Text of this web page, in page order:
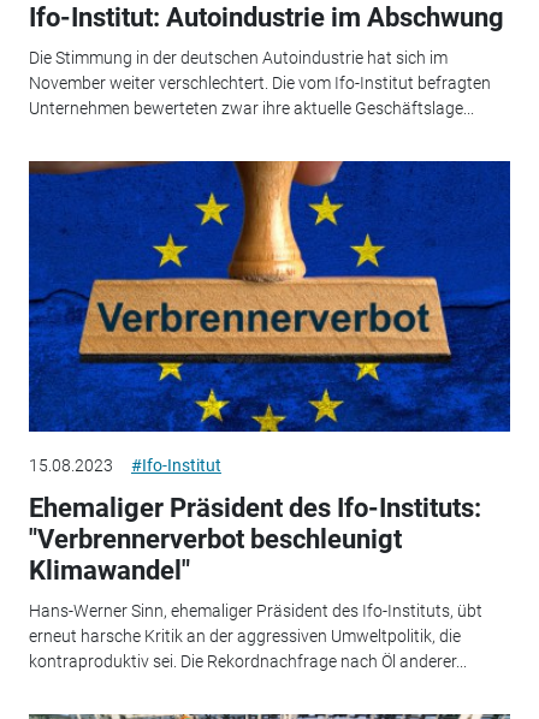
Ifo-Institut: Autoindustrie im Abschwung
Die Stimmung in der deutschen Autoindustrie hat sich im
November weiter verschlechtert. Die vom Ifo-Institut befragten
Unternehmen bewerteten zwar ihre aktuelle Geschäftslage...
15.08.2023 #Ifo-Institut
Ehemaliger Präsident des Ifo-Instituts:
"Verbrennerverbot beschleunigt
Klimawandel"
Hans-Werner Sinn, ehemaliger Präsident des Ifo-Instituts, übt
erneut harsche Kritik an der aggressiven Umweltpolitik, die
kontraproduktiv sei. Die Rekordnachfrage nach Öl anderer...